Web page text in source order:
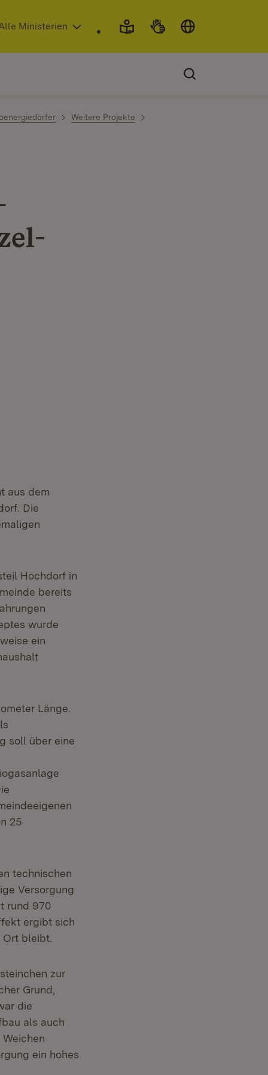
neuem Fenster)
Ministerien
Weitere Projekte
aus dem
Die
Hochdorf in
bereits
wurde
ein
Länge.
soll über eine
25
technischen
Versorgung
rund 970
ergibt sich
bleibt.
zur
Grund,
die
als auch
ein hohes